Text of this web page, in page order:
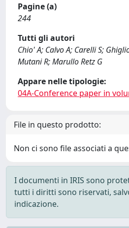
Pagine (a)
244
Tutti gli autori
Chio' A; Calvo A; Carelli S;
Mutani R; Marullo Retz G
Appare nelle tipologie:
04A-Conference paper in
File in questo prodotto:
Non ci sono file associati a
I documenti in IRIS sono
tutti i diritti sono riservati,
indicazione.